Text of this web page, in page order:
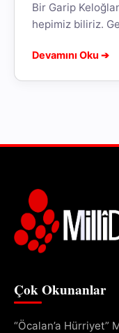
Bir Garip
hepimiz biliriz.
Devamını Oku ➔
Çok Okunanlar
“Öcalan’a Hürriyet”